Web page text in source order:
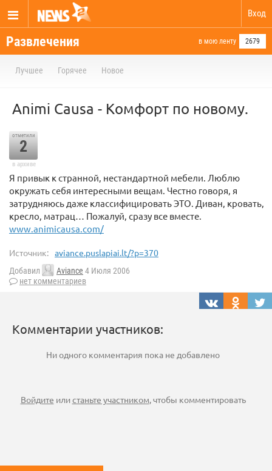
Вход
Развлечения в мою ленту 2679
Лучшее Горячее Новое
Animi Causa - Комфорт по новому.
отметили
2
в архиве
Я привык к странной, нестандартной мебели. Люблю
окружать себя интересными вещам. Честно говоря, я
затрудняюсь даже классифицировать ЭТО. Диван, кровать,
кресло, матрац… Пожалуй, сразу все вместе.
www.animicausa.com/
Источник: aviance.puslapiai.lt/?p=370
Добавил Aviance 4 Июля 2006
нет комментариев
Комментарии участников:
Ни одного комментария пока не добавлено
Войдите илистаньте участником, чтобы комментировать